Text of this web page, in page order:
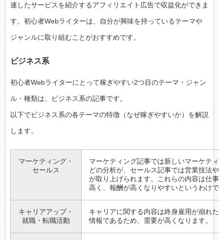
連したサービスを紹介するアフィリエイト広告で収益化ができま
す。初心者Webライターは、自分が興味を持っているテーマや
ジャンルに取り組むことがおすすめです。
ビジネス系
初心者Webライターにとって稼ぎやすい2つ目のテーマ・ジャン
ル・種類は、ビジネス系の記事です。
以下でビジネス系の各テーマの特徴（なぜ稼ぎやすいか）を解説
します。
マーケティング・
セールス
マーケティング記事では新しいマーケテ
どの分析が、セールス記事では営業技法
が取り上げられます。これらの内容は仕
高く、報酬が高くなりやすいというわけ
キャリアアップ・
就職・転職活動
キャリアに関する内容は終身雇用が崩れ
情報であるため、需要が高くなります。